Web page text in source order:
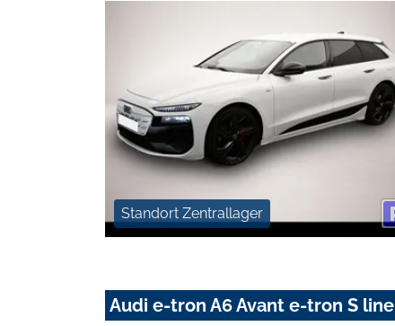
Standort Zentrallager
Audi e-tron A6 Avant e-tron S line